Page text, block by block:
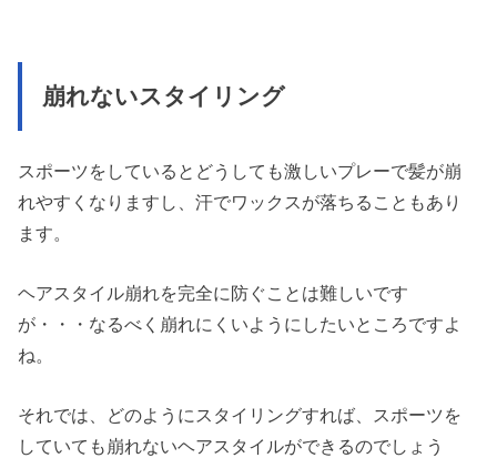
崩れないスタイリング
スポーツをしているとどうしても激しいプレーで髪が崩
れやすくなりますし、汗でワックスが落ちることもあり
ます。
ヘアスタイル崩れを完全に防ぐことは難しいです
が・・・なるべく崩れにくいようにしたいところですよ
ね。
それでは、どのようにスタイリングすれば、スポーツを
していても崩れないヘアスタイルができるのでしょう